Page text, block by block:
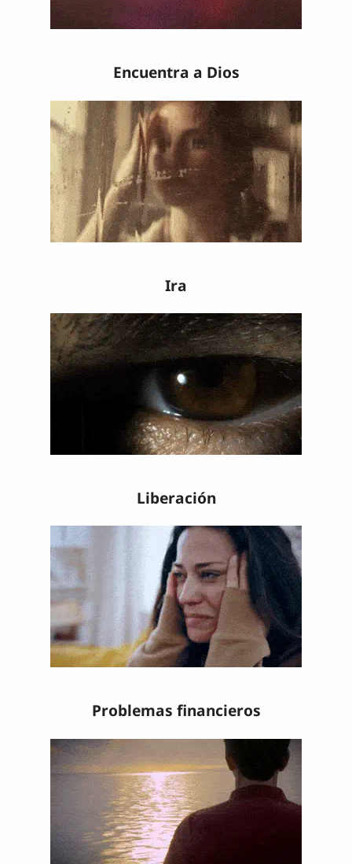
Encuentra a Dios
Ira
Liberación
Problemas financieros